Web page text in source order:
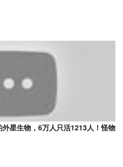
外星生物，6万人只活1213人！怪物